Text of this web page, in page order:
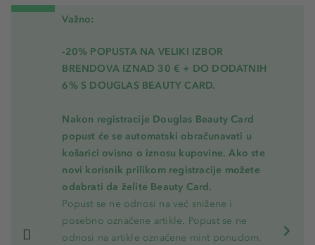
Važno:
-20% POPUSTA NA VELIKI IZBOR
BRENDOVA IZNAD 30 € + DO DODATNIH
6% S DOUGLAS BEAUTY CARD.
Nakon registracije Douglas Beauty Card
popust će se automatski obračunavati u
košarici ovisno o iznosu kupovine. Ako ste
novi korisnik prilikom registracije možete
odabrati da želite Beauty Card.
Popust se ne odnosi na već snižene i
posebno označene artikle. Popust se ne
odnosi na artikle označene mint ponudom.